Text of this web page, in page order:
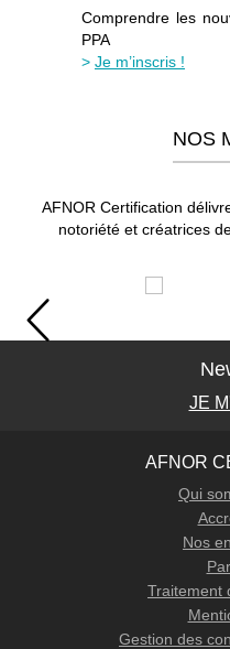
Comprendre les
PPA
Je m’inscris !
NOS
AFNOR Certification
notoriété et créatrices
JE
AFNOR
Qui
Nos
Traitement
Gestion des